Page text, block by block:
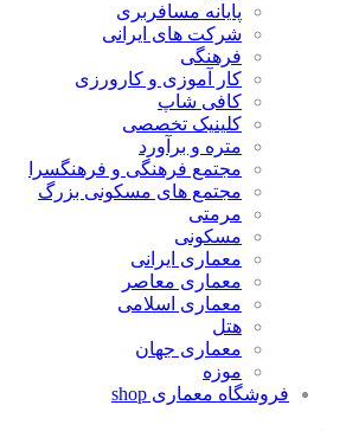
پایانه مسافربری
شرکت های ایرانی
فرهنگی
کار آموزی و کارورزی
کافی شاپ
کلینیک تخصصی
متره و برآورد
مجتمع فرهنگی و فرهنگسرا
مجتمع های مسکونی بزرگ
مرمتی
مسکونی
معماری ایرانی
معماری معاصر
معماری اسلامی
هتل
معماری جهان
موزه
فروشگاه معماری shop